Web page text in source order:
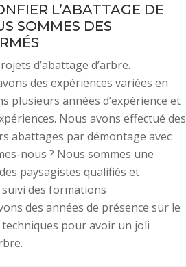
L’ABATTAGE DE
SOMMES DES
d’abattage d’arbre.
des expériences variées en
plusieurs années d’expérience et
Nous avons effectué des
abattages par démontage avec
nous ? Nous sommes une
paysagistes qualifiés et
des formations
des années de présence sur le
pour avoir un joli